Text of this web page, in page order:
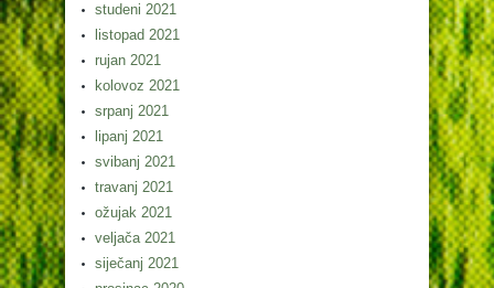
studeni 2021
listopad 2021
rujan 2021
kolovoz 2021
srpanj 2021
lipanj 2021
svibanj 2021
travanj 2021
ožujak 2021
veljača 2021
siječanj 2021